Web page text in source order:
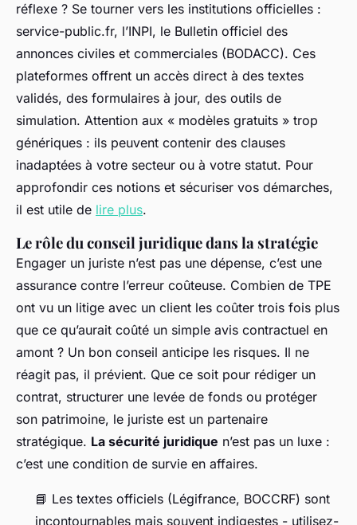
réflexe ? Se tourner vers les institutions officielles :
service-public.fr, l’INPI, le Bulletin officiel des
annonces civiles et commerciales (BODACC). Ces
plateformes offrent un accès direct à des textes
validés, des formulaires à jour, des outils de
simulation. Attention aux « modèles gratuits » trop
génériques : ils peuvent contenir des clauses
inadaptées à votre secteur ou à votre statut. Pour
approfondir ces notions et sécuriser vos démarches,
il est utile de lire plus.
Le rôle du conseil juridique dans la stratégie
Engager un juriste n’est pas une dépense, c’est une
assurance contre l’erreur coûteuse. Combien de TPE
ont vu un litige avec un client les coûter trois fois plus
que ce qu’aurait coûté un simple avis contractuel en
amont ? Un bon conseil anticipe les risques. Il ne
réagit pas, il prévient. Que ce soit pour rédiger un
contrat, structurer une levée de fonds ou protéger
son patrimoine, le juriste est un partenaire
stratégique. La sécurité juridique n’est pas un luxe :
c’est une condition de survie en affaires.
📘 Les textes officiels (Légifrance, BOCCRF) sont
incontournables mais souvent indigestes - utilisez-